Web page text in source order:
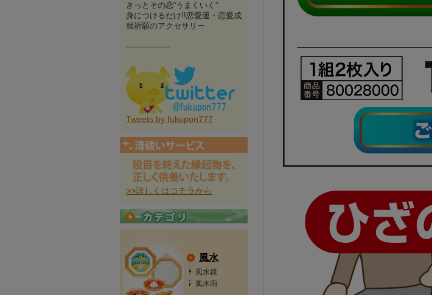
きっとその恋“うまくいく”
身につけるだけ!!恋愛運・恋愛成
就祈願のアクセサリー
------------------
Tweets by fukupon777
>>詳しくはコチラから
風水
風水鏡
風水画